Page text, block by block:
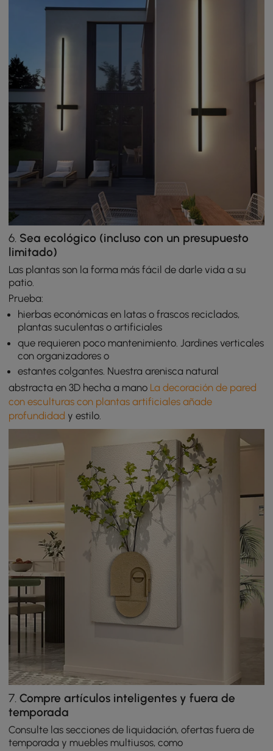
6. Sea ecológico (incluso con un presupuesto
limitado)
Las plantas son la forma más fácil de darle vida a su
patio.
Prueba:
hierbas económicas en latas o frascos reciclados,
plantas suculentas o artificiales
que requieren poco mantenimiento. Jardines verticales
con organizadores o
estantes colgantes. Nuestra arenisca natural
abstracta en 3D hecha a mano La decoración de pared
con esculturas con plantas artificiales añade
profundidad y estilo.
7.Compre artículos inteligentes y fuera de
temporada
Consulte las secciones de liquidación, ofertas fuera de
temporada y muebles multiusos, como